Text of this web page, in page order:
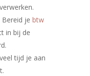
Bereid je btw
in bij de
tijd je aan